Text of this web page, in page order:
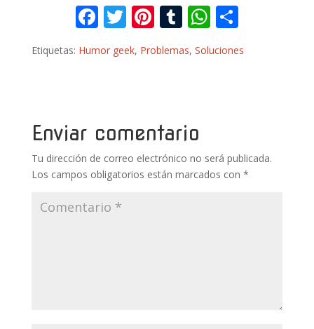
F
e
o
k
T
w
itt
Pi
nt
er
T
m
W
at
p
m
r
Etiquetas: Humor geek, Problemas, Soluciones
Enviar comentario
Tu dirección de correo electrónico no será publicada.
Los campos obligatorios están marcados con *